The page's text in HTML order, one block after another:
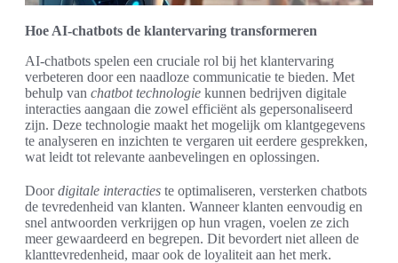
Hoe AI-chatbots de klantervaring transformeren
AI-chatbots spelen een cruciale rol bij het klantervaring
verbeteren door een naadloze communicatie te bieden. Met
behulp van chatbot technologie kunnen bedrijven digitale
interacties aangaan die zowel efficiënt als gepersonaliseerd
zijn. Deze technologie maakt het mogelijk om klantgegevens
te analyseren en inzichten te vergaren uit eerdere gesprekken,
wat leidt tot relevante aanbevelingen en oplossingen.
Doordigitale interacties te optimaliseren, versterken chatbots
de tevredenheid van klanten. Wanneer klanten eenvoudig en
snel antwoorden verkrijgen op hun vragen, voelen ze zich
meer gewaardeerd en begrepen. Dit bevordert niet alleen de
klanttevredenheid, maar ook de loyaliteit aan het merk.